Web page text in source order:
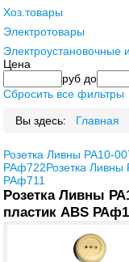
Хоз.товары
Электротовары
Электроустановочные
Цена
руб до
Сбросить все фильтры
Вы здесь: Главная
Розетка Ливны РА10-
РАф722Розетка Ливны
РАф711
Розетка Ливны
пластик ABS